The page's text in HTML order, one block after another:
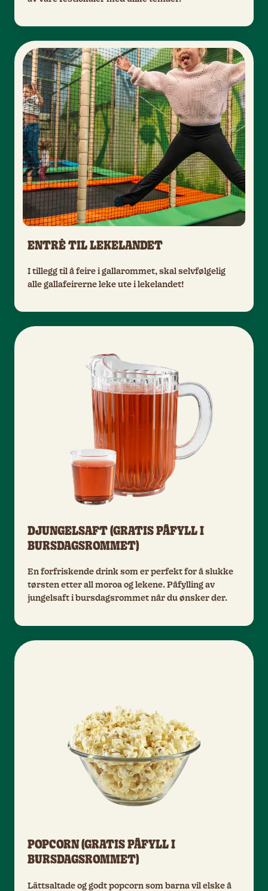
ENTRÈ TIL LEKELANDET
I tillegg til å feire i gallarommet, skal selvfølgelig
alle gallafeirerne leke ute i lekelandet!
DJUNGELSAFT (GRATIS PÅFYLL I
BURSDAGSROMMET)
En forfriskende drink som er perfekt for å slukke
tørsten etter all moroa og lekene. Påfylling av
jungelsaft i bursdagsrommet når du ønsker der.
POPCORN (GRATIS PÅFYLL I
BURSDAGSROMMET)
Lättsaltade og godt popcorn som barna vil elske å